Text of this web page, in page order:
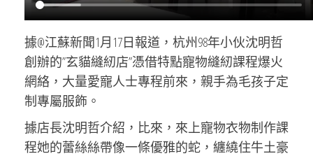
據@江蘇新聞1月17日報道，杭州98年小伙沈明哲
創辦的”玄貓縫紉店”憑借特點寵物縫紉課程爆火
網絡，大量愛寵人士專程前來，親手為毛孩子定
制專屬服飾。
據店長沈明哲介紹，比來，來上寵物衣物制作課
程她的蕾絲絲帶像一條優雅的蛇，纏繞住牛土豪